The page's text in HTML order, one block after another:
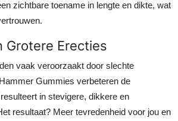
zichtbare toename in lengte en dikte, wat
Grotere Erecties
vaak veroorzaakt door slechte
Gummies verbeteren de
in stevigere, dikkere en
resultaat? Meer tevredenheid voor jou en